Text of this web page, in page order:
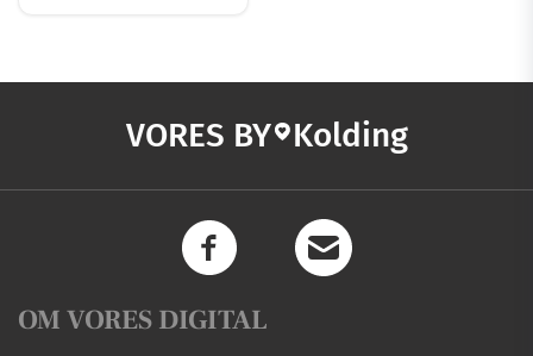
VORES BY Kolding
OM VORES DIGITAL